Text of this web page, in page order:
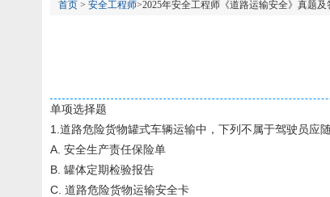
首页 > 安全工程师>2025年安全工程师《道路运输安全》真题及
单项选择题
1.道路危险货物罐式车辆运输中，下列不属于驾驶员应
A. 安全生产责任保险单
B. 罐体定期检验报告
C. 道路危险货物运输安全卡